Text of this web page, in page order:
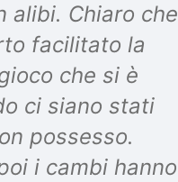
alibi. Chiaro che
facilitato la
che si è
ci siano stati
possesso.
i cambi hanno